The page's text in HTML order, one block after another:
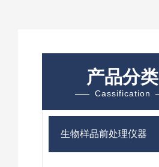
产品分类
Cassification
生物样品前处理仪器